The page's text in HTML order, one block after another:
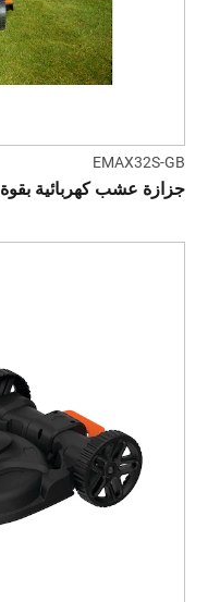
EMAX32S-GB
جزازة عشب كهربائية بقوة ١٢٠٠ واط وعرض ٣٢ سم